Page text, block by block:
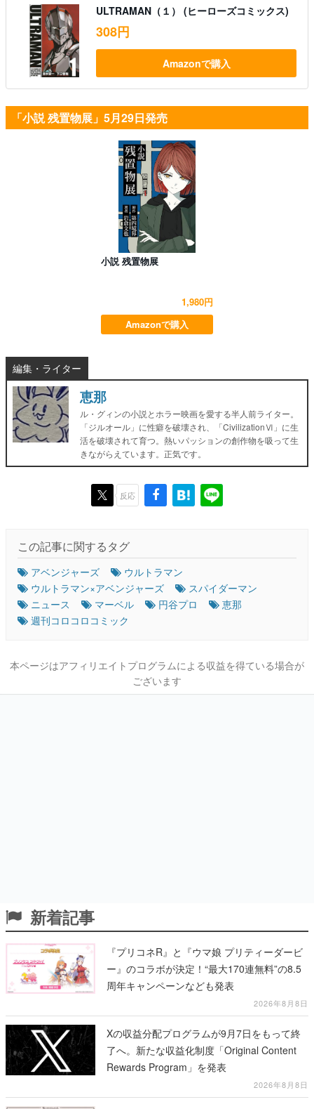
ULTRAMAN（１） (ヒーローズコミックス)
308円
Amazonで購入
「小説 残置物展」5月29日発売
小説 残置物展
1,980円
Amazonで購入
編集・ライター
恵那
ル・グィンの小説とホラー映画を愛する半人前ライター。
「ジルオール」に性癖を破壊され、「CivilizationⅥ」に生
活を破壊されて育つ。熱いパッションの創作物を吸って生
きながらえています。正気です。
反応
この記事に関するタグ
アベンジャーズ
ウルトラマン
ウルトラマン×アベンジャーズ
スパイダーマン
ニュース
マーベル 円谷プロ
恵那
週刊コロコロコミック
本ページはアフィリエイトプログラムによる収益を得ている場合が
ございます
新着記事
『プリコネR』と『ウマ娘 プリティーダービ
ー』のコラボが決定！“最大170連無料”の8.5
周年キャンペーンなども発表
2026年8月8日
Xの収益分配プログラムが9月7日をもって終
了へ。新たな収益化制度「Original Content
Rewards Program」を発表
2026年8月8日